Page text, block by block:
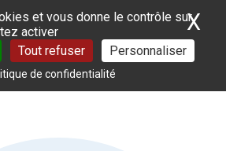
cookies
et vous donne le contrôle sur
activer
Tout refuser Personnaliser
de confidentialité
X